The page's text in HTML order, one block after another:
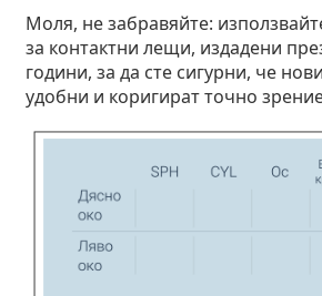
Моля, не забравяйте:
за контактни лещи, издадени
години, за да сте сигурни, че
удобни и коригират точно